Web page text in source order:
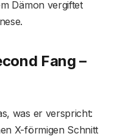
Dämon vergiftet
Fang –
was er verspricht:
X-förmigen Schnitt